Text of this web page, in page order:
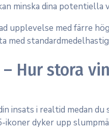
minska dina potentiella
upplevelse med färre
med
Hur stora
insats i realtid medan
ikoner dyker upp